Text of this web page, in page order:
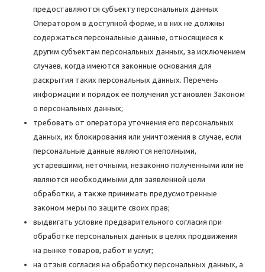
предоставляются субъекту персональных данных
Оператором в доступной форме, и в них не должны
содержаться персональные данные, относящиеся к
другим субъектам персональных данных, за исключением
случаев, когда имеются законные основания для
раскрытия таких персональных данных. Перечень
информации и порядок ее получения установлен Законом
о персональных данных;
требовать от оператора уточнения его персональных
данных, их блокирования или уничтожения в случае, если
персональные данные являются неполными,
устаревшими, неточными, незаконно полученными или не
являются необходимыми для заявленной цели
обработки, а также принимать предусмотренные
законом меры по защите своих прав;
выдвигать условие предварительного согласия при
обработке персональных данных в целях продвижения
на рынке товаров, работ и услуг;
на отзыв согласия на обработку персональных данных, а